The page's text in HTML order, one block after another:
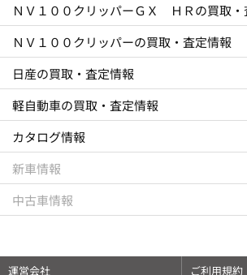
ＮＶ１００クリッパーＧＸ ＨＲの買取・
ＮＶ１００クリッパーの買取・査定情報
日産の買取・査定情報
軽自動車の買取・査定情報
カタログ情報
新車情報
中古車情報
運営会社 ご利用規約